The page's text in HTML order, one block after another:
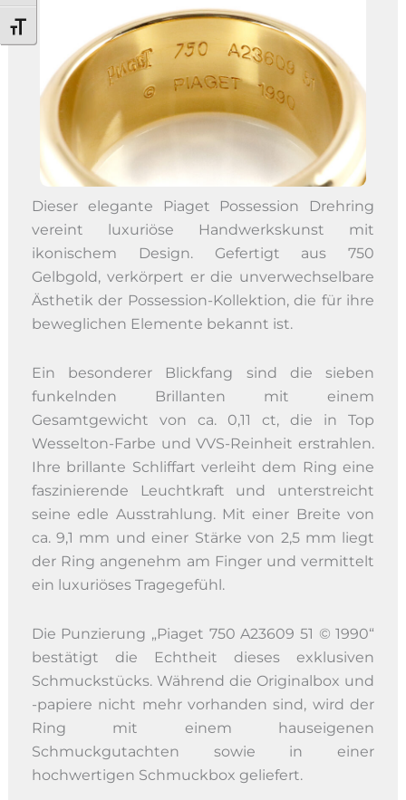
Schrift vergrößern
Dieser elegante Piaget Possession Drehring
vereint luxuriöse Handwerkskunst mit
ikonischem Design. Gefertigt aus 750
Gelbgold, verkörpert er die unverwechselbare
Ästhetik der Possession-Kollektion, die für ihre
beweglichen Elemente bekannt ist.
Ein besonderer Blickfang sind die sieben
funkelnden Brillanten mit einem
Gesamtgewicht von ca. 0,11 ct, die in Top
Wesselton-Farbe und VVS-Reinheit erstrahlen.
Ihre brillante Schliffart verleiht dem Ring eine
faszinierende Leuchtkraft und unterstreicht
seine edle Ausstrahlung. Mit einer Breite von
ca. 9,1 mm und einer Stärke von 2,5 mm liegt
der Ring angenehm am Finger und vermittelt
ein luxuriöses Tragegefühl.
Die Punzierung „Piaget 750 A23609 51 © 1990“
bestätigt die Echtheit dieses exklusiven
Schmuckstücks. Während die Originalbox und
-papiere nicht mehr vorhanden sind, wird der
Ring mit einem hauseigenen
Schmuckgutachten sowie in einer
hochwertigen Schmuckbox geliefert.